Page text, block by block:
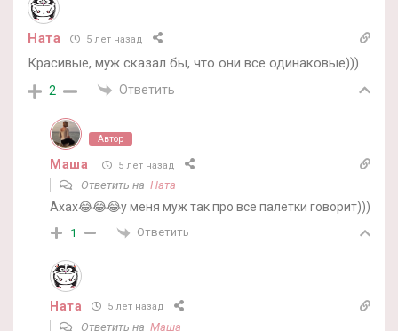
Ната 5 лет назад
Красивые, муж сказал бы, что они все одинаковые)))
2 Ответить
Автор
Маша 5 лет назад
Ответить на Ната
Ахах😂😂😂у меня муж так про все палетки говорит)))
1 Ответить
Ната 5 лет назад
Ответить на Маша